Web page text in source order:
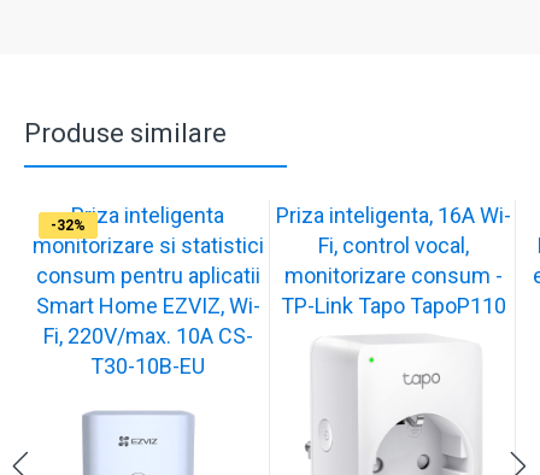
Produse similare
-17%Priza inteligenta
monitorizare si statistici
consum pentru aplicatii
Smart Home EZVIZ, Wi-
Fi, 220V/max. 10A CS-
T30-10B-EU
-32%
Priza inteligenta, 16A Wi-
Fi, control vocal,
monitorizare consum -
TP-Link Tapo TapoP110
-32%
-32%